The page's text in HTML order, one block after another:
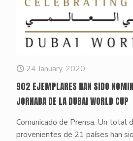
24 January, 2020
902 EJEMPLARES HAN SIDO
JORNADA DE LA DUBAI WORLD CUP
Comunicado de Prensa. Un total
provenientes de 21 países han